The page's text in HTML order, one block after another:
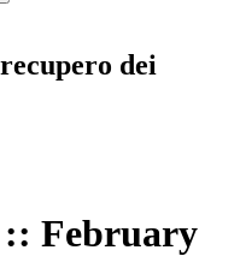
dei
:: February